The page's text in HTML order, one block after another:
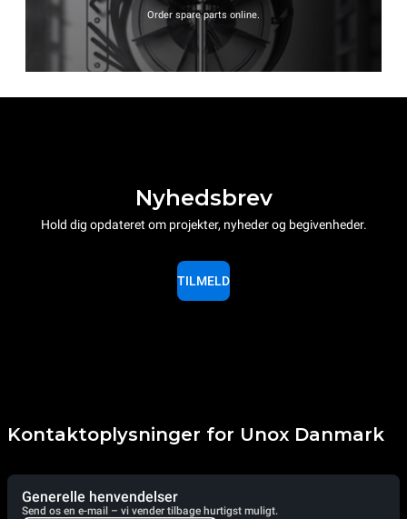
Order spare parts online.
Nyhedsbrev
Hold dig opdateret om projekter, nyheder og begivenheder.
TILMELD
Kontaktoplysninger for Unox Danmark
Generelle henvendelser
Send os en e-mail – vi vender tilbage hurtigst muligt.